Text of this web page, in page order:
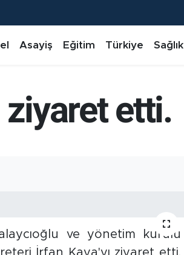
Asayiş Eğitim Türkiye Sağlık
ziyaret etti.
ve yönetim kurulu
İrfan Kaya'yı ziyaret etti.